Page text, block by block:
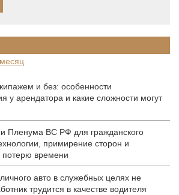
месяц
и без: особенности
у арендатора и какие сложности могут
Пленума ВС РФ для гражданского
примирение сторон и
потерю времени
авто в служебных целях не
трудится в качестве водителя